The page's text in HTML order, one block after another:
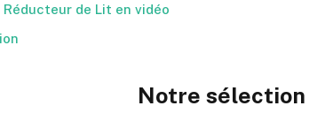
de Lit en vidéo
Notre sélection